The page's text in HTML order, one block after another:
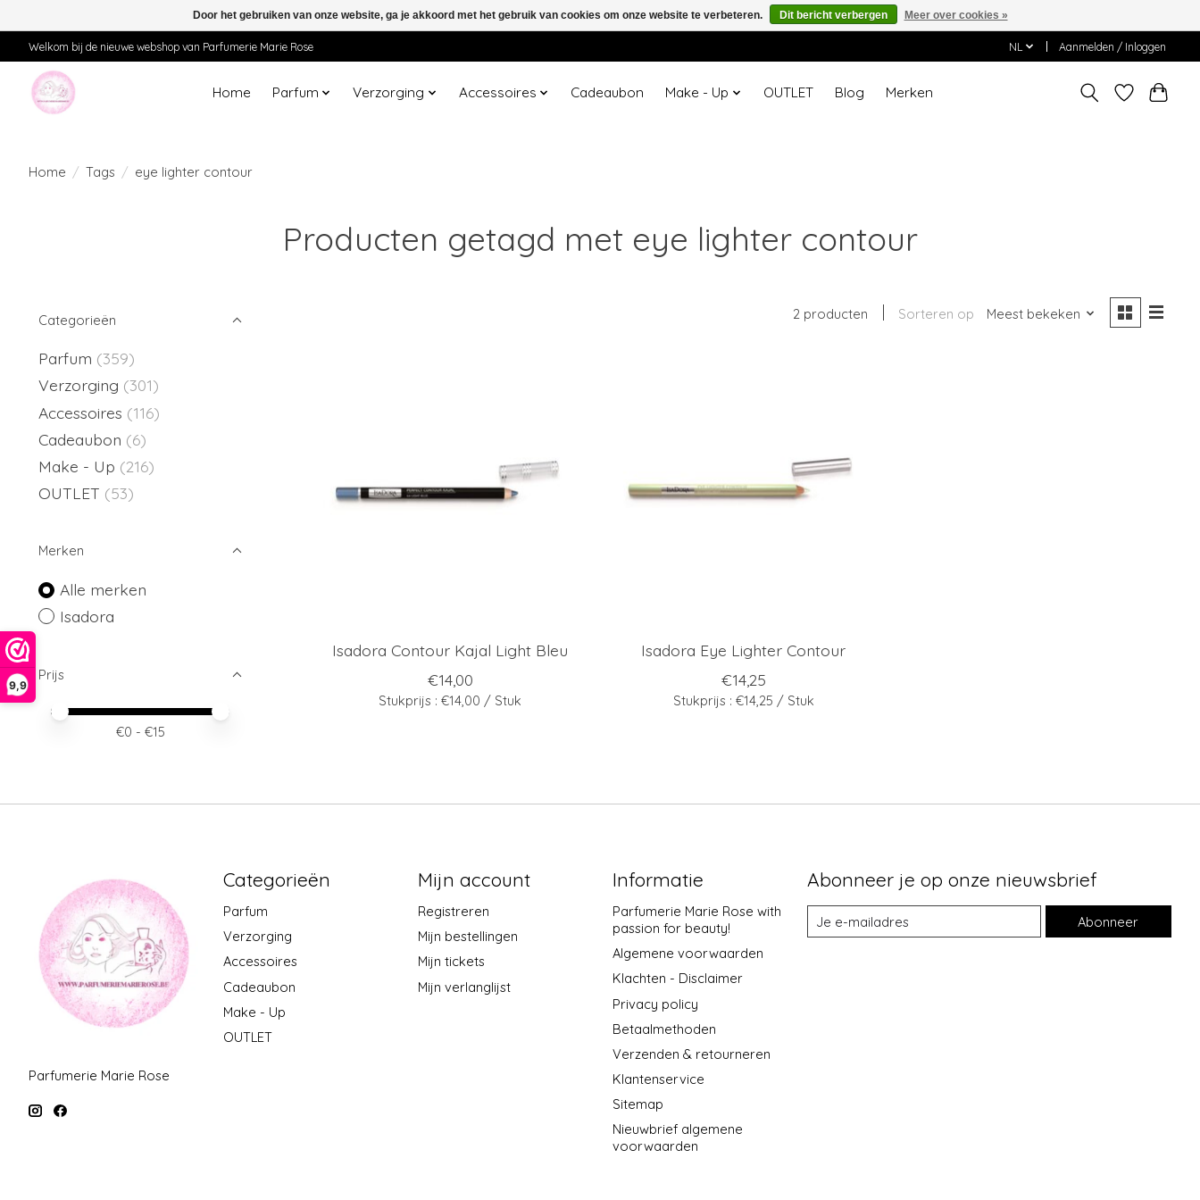
9,9
Welkom bij de nieuwe webshop van Parfumerie Marie Rose NL Aanmelden / Inloggen
Home Parfum Verzorging Accessoires Cadeaubon Make - Up OUTLET Blog Merken
Home / Tags / eye lighter contour
Producten getagd met eye lighter contour
Categorieën
Parfum (359)
Verzorging (301)
Accessoires (116)
Cadeaubon (6)
Make - Up (216)
OUTLET (53)
Merken
Alle merken
Isadora
Prijs
Minimale prijswaarde
Price maximum value
€0 - €15
2 producten Sorteren op Meest bekeken
Isadora Contour Kajal Light Bleu
€14,00
Stukprijs : €14,00 / Stuk
Isadora Eye Lighter Contour
€14,25
Stukprijs : €14,25 / Stuk
Parfumerie Marie Rose
Categorieën
Parfum
Verzorging
Accessoires
Cadeaubon
Make - Up
OUTLET
Mijn account
Registreren
Mijn bestellingen
Mijn tickets
Mijn verlanglijst
Informatie
Parfumerie Marie Rose with
passion for beauty!
Algemene voorwaarden
Klachten - Disclaimer
Privacy policy
Betaalmethoden
Verzenden & retourneren
Klantenservice
Sitemap
Nieuwbrief algemene
voorwaarden
Abonneer je op onze nieuwsbrief
Abonneer
Door het gebruiken van onze website, ga je akkoord met het gebruik van cookies om onze website te verbeteren. Dit bericht verbergen Meer over cookies »